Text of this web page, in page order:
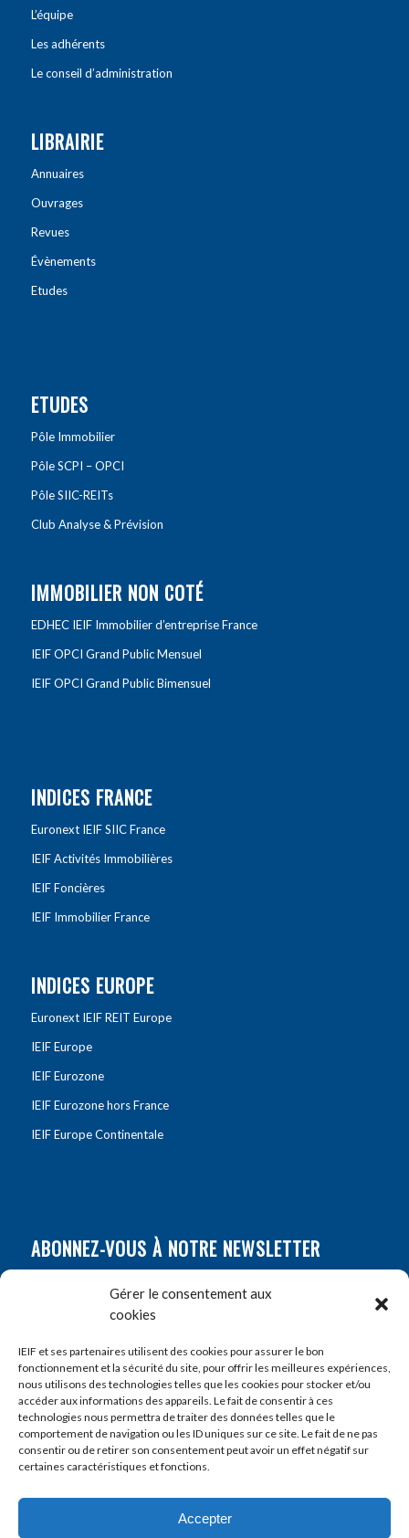
Gérer le consentement aux
cookies
IEIF et ses partenaires utilisent des cookies pour assurer le bon
fonctionnement et la sécurité du site, pour offrir les meilleures expériences,
nous utilisons des technologies telles que les cookies pour stocker et/ou
accéder aux informations des appareils. Le fait de consentir à ces
technologies nous permettra de traiter des données telles que le
comportement de navigation ou les ID uniques sur ce site. Le fait de ne pas
consentir ou de retirer son consentement peut avoir un effet négatif sur
certaines caractéristiques et fonctions.
Accepter
L’équipe
Les adhérents
Le conseil d’administration
LIBRAIRIE
Annuaires
Ouvrages
Revues
Évènements
Etudes
ETUDES
Pôle Immobilier
Pôle SCPI – OPCI
Pôle SIIC-REITs
Club Analyse & Prévision
IMMOBILIER NON COTÉ
EDHEC IEIF Immobilier d’entreprise France
IEIF OPCI Grand Public Mensuel
IEIF OPCI Grand Public Bimensuel
INDICES FRANCE
Euronext IEIF SIIC France
IEIF Activités Immobilières
IEIF Foncières
IEIF Immobilier France
INDICES EUROPE
Euronext IEIF REIT Europe
IEIF Europe
IEIF Eurozone
IEIF Eurozone hors France
IEIF Europe Continentale
ABONNEZ-VOUS À NOTRE NEWSLETTER
Prénom*
E-mail*